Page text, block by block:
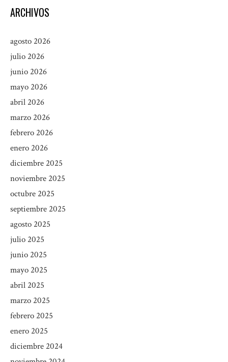
ARCHIVOS
agosto 2026
julio 2026
junio 2026
mayo 2026
abril 2026
marzo 2026
febrero 2026
enero 2026
diciembre 2025
noviembre 2025
octubre 2025
septiembre 2025
agosto 2025
julio 2025
junio 2025
mayo 2025
abril 2025
marzo 2025
febrero 2025
enero 2025
diciembre 2024